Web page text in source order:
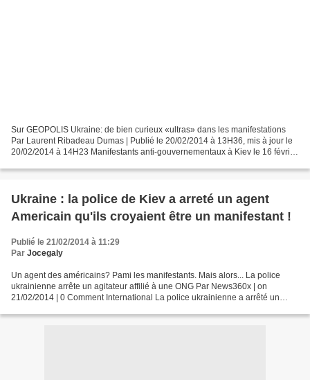
Sur GEOPOLIS Ukraine: de bien curieux «ultras» dans les manifestations
Par Laurent Ribadeau Dumas | Publié le 20/02/2014 à 13H36, mis à jour le
20/02/2014 à 14H23 Manifestants anti-gouvernementaux à Kiev le 16 février
Ukraine : la police de Kiev a arreté un agent
Americain qu'ils croyaient être un manifestant !
Publié le 21/02/2014 à 11:29
Par Jocegaly
Un agent des américains? Pami les manifestants. Mais alors... La police
ukrainienne arrête un agitateur affilié à une ONG Par News360x | on
21/02/2014 | 0 Comment International La police ukrainienne a arrêté un